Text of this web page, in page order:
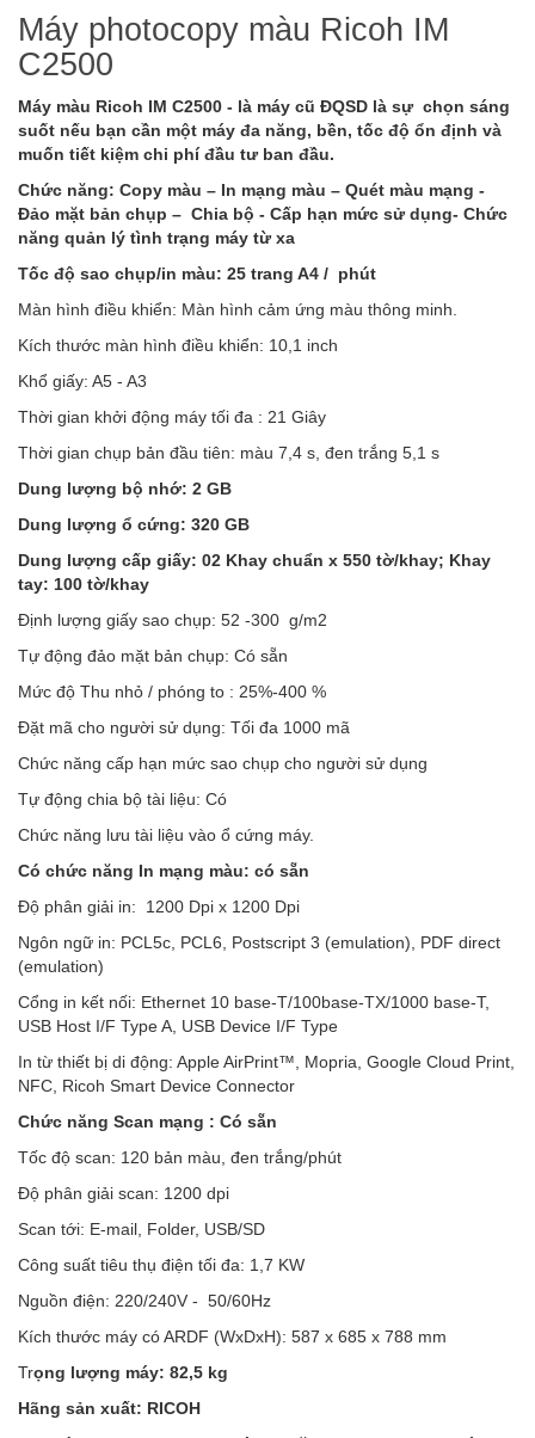
Máy photocopy màu Ricoh IM
C2500
Máy màu Ricoh IM C2500 - là máy cũ ĐQSD là sự chọn sáng
suốt nếu bạn cần một máy đa năng, bền, tốc độ ổn định và
muốn tiết kiệm chi phí đầu tư ban đầu.
Chức năng: Copy màu – In mạng màu – Quét màu mạng -
Đảo mặt bản chụp – Chia bộ - Cấp hạn mức sử dụng- Chức
năng quản lý tình trạng máy từ xa
Tốc độ sao chụp/in màu: 25 trang A4 / phút
Màn hình điều khiển: Màn hình cảm ứng màu thông minh.
Kích thước màn hình điều khiển: 10,1 inch
Khổ giấy: A5 - A3
Thời gian khởi động máy tối đa : 21 Giây
Thời gian chụp bản đầu tiên: màu 7,4 s, đen trắng 5,1 s
Dung lượng bộ nhớ: 2 GB
Dung lượng ổ cứng: 320 GB
Dung lượng cấp giấy: 02 Khay chuẩn x 550 tờ/khay; Khay
tay: 100 tờ/khay
Định lượng giấy sao chụp: 52 -300 g/m2
Tự động đảo mặt bản chụp: Có sẵn
Mức độ Thu nhỏ / phóng to : 25%-400 %
Đặt mã cho người sử dụng: Tối đa 1000 mã
Chức năng cấp hạn mức sao chụp cho người sử dụng
Tự động chia bộ tài liệu: Có
Chức năng lưu tài liệu vào ổ cứng máy.
Có chức năng In mạng màu: có sẵn
Độ phân giải in: 1200 Dpi x 1200 Dpi
Ngôn ngữ in: PCL5c, PCL6, Postscript 3 (emulation), PDF direct
(emulation)
Cổng in kết nối: Ethernet 10 base-T/100base-TX/1000 base-T,
USB Host I/F Type A, USB Device I/F Type
In từ thiết bị di động: Apple AirPrint™, Mopria, Google Cloud Print,
NFC, Ricoh Smart Device Connector
Chức năng Scan mạng : Có sẵn
Tốc độ scan: 120 bản màu, đen trắng/phút
Độ phân giải scan: 1200 dpi
Scan tới: E-mail, Folder, USB/SD
Công suất tiêu thụ điện tối đa: 1,7 KW
Nguồn điện: 220/240V - 50/60Hz
Kích thước máy có ARDF (WxDxH): 587 x 685 x 788 mm
Trọng lượng máy: 82,5 kg
Hãng sản xuất: RICOH